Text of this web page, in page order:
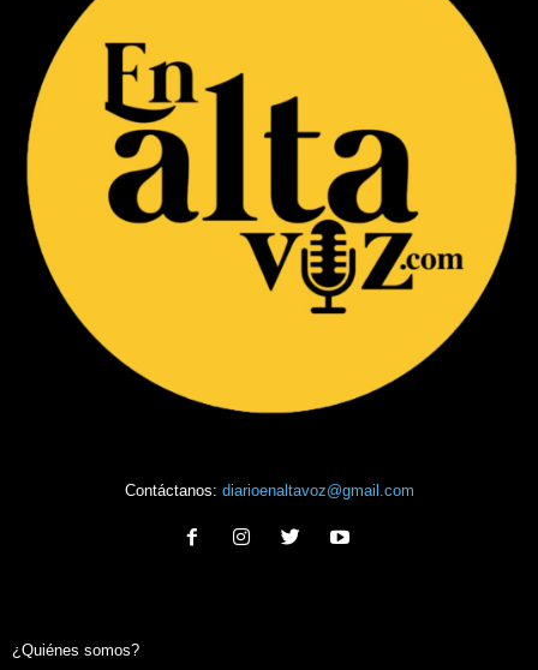
Contáctanos: diarioenaltavoz@gmail.com
¿Quiénes somos?